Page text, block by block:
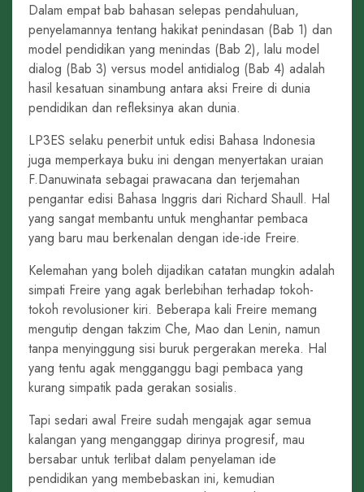
Dalam empat bab bahasan selepas pendahuluan,
penyelamannya tentang hakikat penindasan (Bab 1) dan
model pendidikan yang menindas (Bab 2), lalu model
dialog (Bab 3) versus model antidialog (Bab 4) adalah
hasil kesatuan sinambung antara aksi Freire di dunia
pendidikan dan refleksinya akan dunia.
LP3ES selaku penerbit untuk edisi Bahasa Indonesia
juga memperkaya buku ini dengan menyertakan uraian
F.Danuwinata sebagai prawacana dan terjemahan
pengantar edisi Bahasa Inggris dari Richard Shaull. Hal
yang sangat membantu untuk menghantar pembaca
yang baru mau berkenalan dengan ide-ide Freire.
Kelemahan yang boleh dijadikan catatan mungkin adalah
simpati Freire yang agak berlebihan terhadap tokoh-
tokoh revolusioner kiri. Beberapa kali Freire memang
mengutip dengan takzim Che, Mao dan Lenin, namun
tanpa menyinggung sisi buruk pergerakan mereka. Hal
yang tentu agak mengganggu bagi pembaca yang
kurang simpatik pada gerakan sosialis.
Tapi sedari awal Freire sudah mengajak agar semua
kalangan yang menganggap dirinya progresif, mau
bersabar untuk terlibat dalam penyelaman ide
pendidikan yang membebaskan ini, kemudian